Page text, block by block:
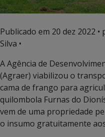
Publicado em 20 dez 2022 •
Silva •
A Agência de
(Agraer) viabilizou o
cama de frango para
quilombola Furnas do
vem de uma propriedade
o insumo gratuitamente